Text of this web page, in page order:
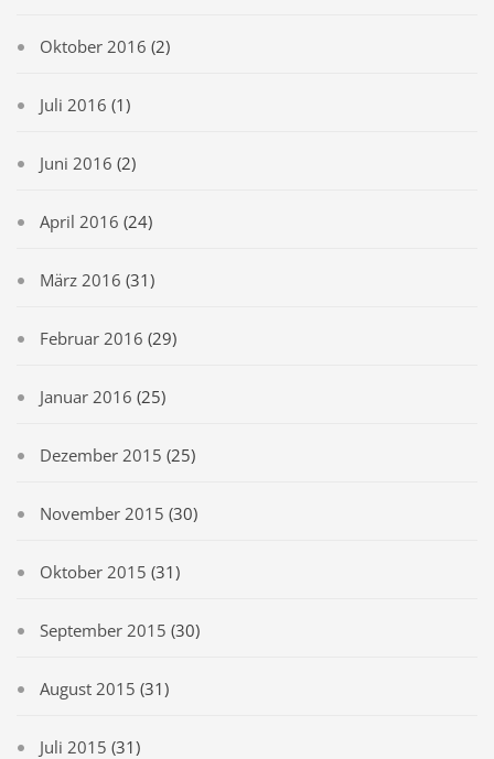
Oktober 2016 (2)
Juli 2016 (1)
Juni 2016 (2)
April 2016 (24)
März 2016 (31)
Februar 2016 (29)
Januar 2016 (25)
Dezember 2015 (25)
November 2015 (30)
Oktober 2015 (31)
September 2015 (30)
August 2015 (31)
Juli 2015 (31)